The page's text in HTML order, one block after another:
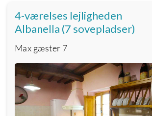
4-værelses lejligheden
Albanella (7 sovepladser)
Max gæster 7